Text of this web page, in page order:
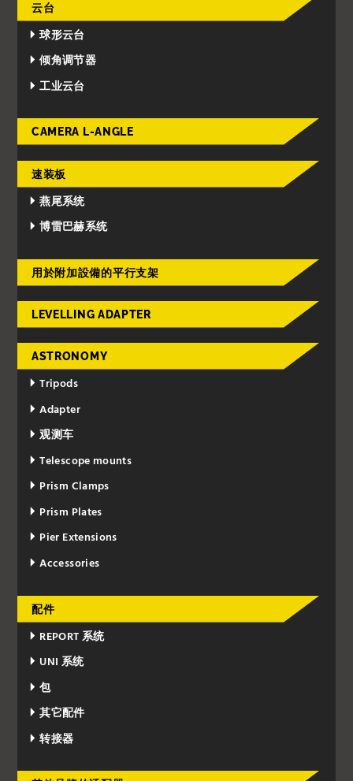
云台
球形云台
倾角调节器
工业云台
CAMERA L-ANGLE
速装板
燕尾系统
博雷巴赫系统
用於附加設備的平行支架
LEVELLING ADAPTER
ASTRONOMY
Tripods
Adapter
观测车
Telescope mounts
Prism Clamps
Prism Plates
Pier Extensions
Accessories
配件
REPORT 系统
UNI 系统
包
其它配件
转接器